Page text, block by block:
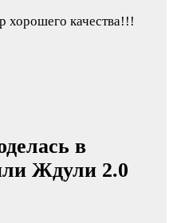
хорошего качества!!!
в
Ждули 2.0